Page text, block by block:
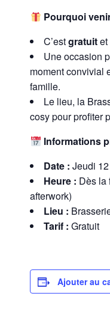
Pourquoi
C’estgratuitet
Une occasion
moment convivial
famille.
Le lieu, la
cosy pour profiter
Informations
Date : Jeudi
Heure : Dès la
afterwork)
Lieu :
Tarif : Gratuit
Ajouter au